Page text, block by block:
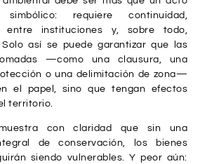
requiere continuidad,
entre instituciones y, sobre todo,
Solo así se puede garantizar que las
—como una clausura, una
o una delimitación de zona—
el papel, sino que tengan efectos
territorio.
con claridad que sin una
de conservación, los bienes
siendo vulnerables. Y peor aún: